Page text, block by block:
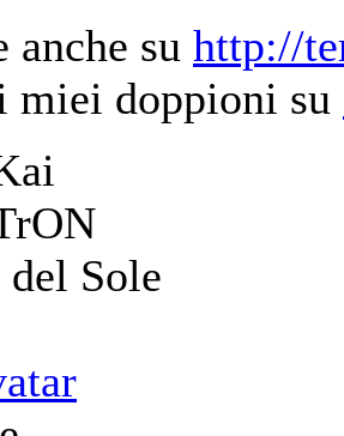
su http://
miei doppioni su
del Sole